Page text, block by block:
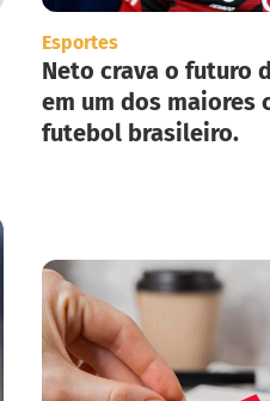
Esportes
Neto crava o futuro
em um dos maiores
futebol brasileiro.